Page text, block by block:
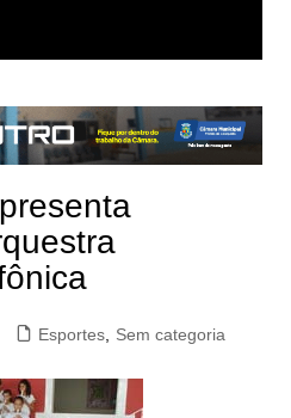
Esportes, Sem categoria